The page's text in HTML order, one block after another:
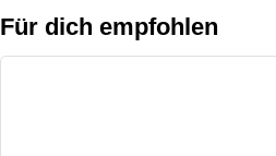
Für dich empfohlen